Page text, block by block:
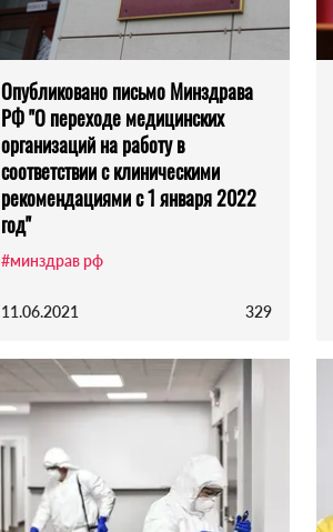
Опубликовано письмо Минздрава
РФ "О переходе медицинских
организаций на работу в
соответствии с клиническими
рекомендациями с 1 января 2022
год"
#минздрав рф
11.06.2021 329